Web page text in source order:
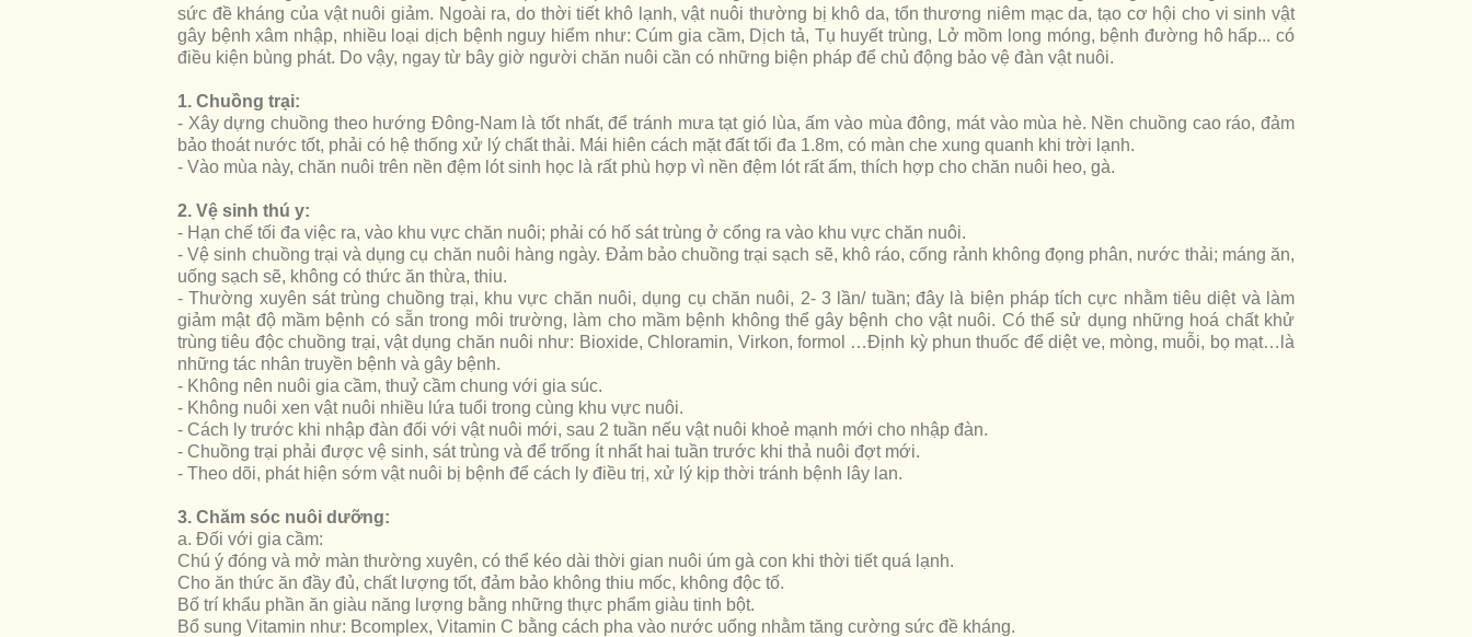
sức đề kháng của vật nuôi giảm. Ngoài ra, do thời tiết khô lạnh, vật nuôi thường bị khô da, tổn thương niêm mạc da, tạo cơ hội cho vi sinh vật
gây bệnh xâm nhập, nhiều loại dịch bệnh nguy hiểm như: Cúm gia cầm, Dịch tả, Tụ huyết trùng, Lở mồm long móng, bệnh đường hô hấp... có
điều kiện bùng phát. Do vậy, ngay từ bây giờ người chăn nuôi cần có những biện pháp để chủ động bảo vệ đàn vật nuôi.
1. Chuồng trại:
- Xây dựng chuồng theo hướng Đông-Nam là tốt nhất, để tránh mưa tạt gió lùa, ấm vào mùa đông, mát vào mùa hè. Nền chuồng cao ráo, đảm
bảo thoát nước tốt, phải có hệ thống xử lý chất thải. Mái hiên cách mặt đất tối đa 1.8m, có màn che xung quanh khi trời lạnh.
- Vào mùa này, chăn nuôi trên nền đệm lót sinh học là rất phù hợp vì nền đệm lót rất ấm, thích hợp cho chăn nuôi heo, gà.
2. Vệ sinh thú y:
- Hạn chế tối đa việc ra, vào khu vực chăn nuôi; phải có hố sát trùng ở cổng ra vào khu vực chăn nuôi.
- Vệ sinh chuồng trại và dụng cụ chăn nuôi hàng ngày. Đảm bảo chuồng trại sạch sẽ, khô ráo, cống rảnh không đọng phân, nước thải; máng ăn,
uống sạch sẽ, không có thức ăn thừa, thiu.
- Thường xuyên sát trùng chuồng trại, khu vực chăn nuôi, dụng cụ chăn nuôi, 2- 3 lần/ tuần; đây là biện pháp tích cực nhằm tiêu diệt và làm
giảm mật độ mầm bệnh có sẵn trong môi trường, làm cho mầm bệnh không thể gây bệnh cho vật nuôi. Có thể sử dụng những hoá chất khử
trùng tiêu độc chuồng trại, vật dụng chăn nuôi như: Bioxide, Chloramin, Virkon, formol …Định kỳ phun thuốc để diệt ve, mòng, muỗi, bọ mạt…là
những tác nhân truyền bệnh và gây bệnh.
- Không nên nuôi gia cầm, thuỷ cầm chung với gia súc.
- Không nuôi xen vật nuôi nhiều lứa tuổi trong cùng khu vực nuôi.
- Cách ly trước khi nhập đàn đối với vật nuôi mới, sau 2 tuần nếu vật nuôi khoẻ mạnh mới cho nhập đàn.
- Chuồng trại phải được vệ sinh, sát trùng và để trống ít nhất hai tuần trước khi thả nuôi đợt mới.
- Theo dõi, phát hiện sớm vật nuôi bị bệnh để cách ly điều trị, xử lý kịp thời tránh bệnh lây lan.
3. Chăm sóc nuôi dưỡng:
a. Đối với gia cầm:
Chú ý đóng và mở màn thường xuyên, có thể kéo dài thời gian nuôi úm gà con khi thời tiết quá lạnh.
Cho ăn thức ăn đầy đủ, chất lượng tốt, đảm bảo không thiu mốc, không độc tố.
Bố trí khẩu phần ăn giàu năng lượng bằng những thực phẩm giàu tinh bột.
Bổ sung Vitamin như: Bcomplex, Vitamin C bằng cách pha vào nước uống nhằm tăng cường sức đề kháng.